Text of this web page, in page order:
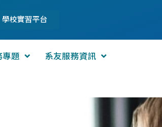
學校實習平台
專題 系友服務資訊